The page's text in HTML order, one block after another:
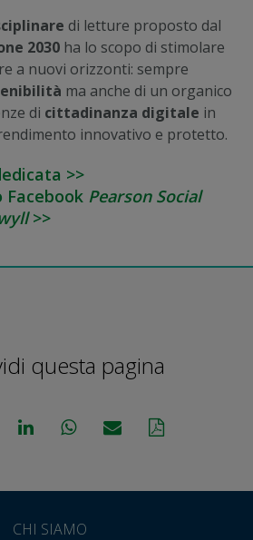
di letture proposto dal
2030 ha lo scopo di stimolare
a nuovi orizzonti: sempre
ma anche di un organico
di cittadinanza digitale in
innovativo e protetto.
>>
Pearson Social
>>
questa pagina
CHI SIAMO